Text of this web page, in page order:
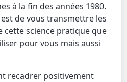
à la fin des années 1980.
est de vous transmettre les
cette science pratique que
pour vous mais aussi
recadrer positivement